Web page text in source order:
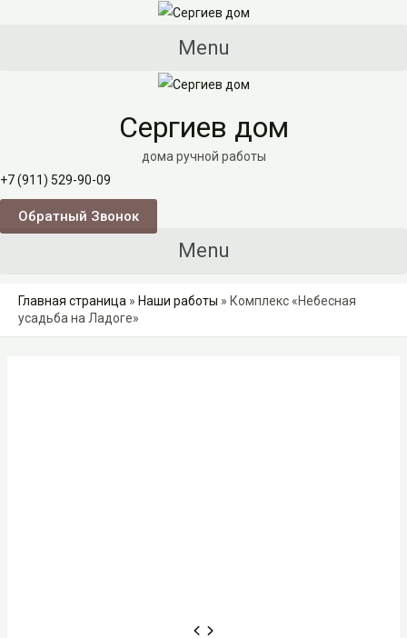
Menu
Сергиев дом
дома ручной работы
+7 (911) 529-90-09
Обратный Звонок
Menu
Главная страница » Наши работы » Комплекс «Небесная
усадьба на Ладоге»